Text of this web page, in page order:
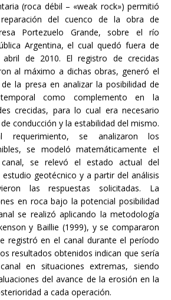
(roca débil – «weak rock») permitió
del cuenco de la obra de
Portezuelo Grande, sobre el río
Argentina, el cual quedó fuera de
de 2010. El registro de crecidas
al máximo a dichas obras, generó el
la presa en analizar la posibilidad de
como complemento en la
crecidas, para lo cual era necesario
conducción y la estabilidad del mismo.
requerimiento, se analizaron los
se modeló matemáticamente el
se relevó el estado actual del
geotécnico y a partir del análisis
las respuestas solicitadas. La
en roca bajo la potencial posibilidad
se realizó aplicando la metodología
y Baillie (1999), y se compararon
registró en el canal durante el período
resultados obtenidos indican que sería
en situaciones extremas, siendo
del avance de la erosión en la
a cada operación.